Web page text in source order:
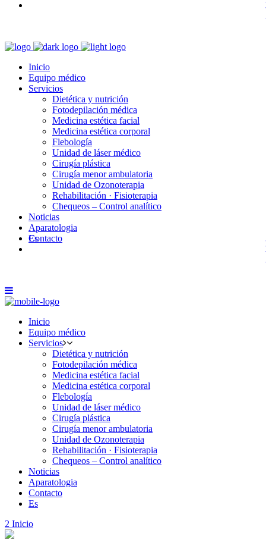
Inicio
Equipo médico
Servicios
Dietética y nutrición
Fotodepilación médica
Medicina estética facial
Medicina estética corporal
Flebología
Unidad de láser médico
Cirugía plástica
Cirugía menor ambulatoria
Unidad de Ozonoterapia
Rehabilitación · Fisioterapia
Chequeos – Control analítico
Noticias
Aparatologia
Contacto
Es
Inicio
Equipo médico
Servicios
Dietética y nutrición
Fotodepilación médica
Medicina estética facial
Medicina estética corporal
Flebología
Unidad de láser médico
Cirugía plástica
Cirugía menor ambulatoria
Unidad de Ozonoterapia
Rehabilitación · Fisioterapia
Chequeos – Control analítico
Noticias
Aparatologia
Contacto
Es
Inicio